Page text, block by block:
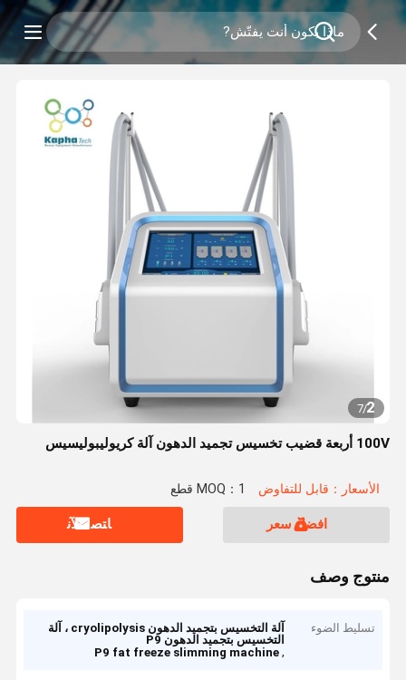
2
/
7
100V أربعة قضيب تخسيس تجميد الدهون آلة كريوليبوليسيس
الأسعار：قابل للتفاوض MOQ：1 قطع
افضل سعر ﺎﺘﺼﻟ ﺍﻶﻧ
منتوج وصف
تسليط الضوء
آلة التخسيس بتجميد الدهون cryolipolysis ، آلة
التخسيس بتجميد الدهون P9
,
P9 fat freeze slimming machine